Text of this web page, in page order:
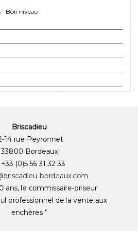
- Bon niveau
Briscadieu
14 rue Peyronnet
33800 Bordeaux
+33 (0)5 56 31 32 33
bordeaux.com
ans, le commissaire-priseur
professionnel de la vente aux
enchères ”